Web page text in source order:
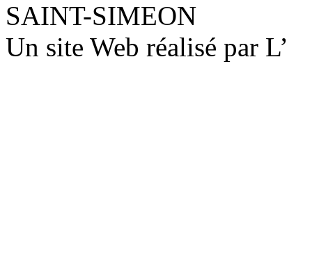
SAINT-SIMEON
Un site Web réalisé par L’